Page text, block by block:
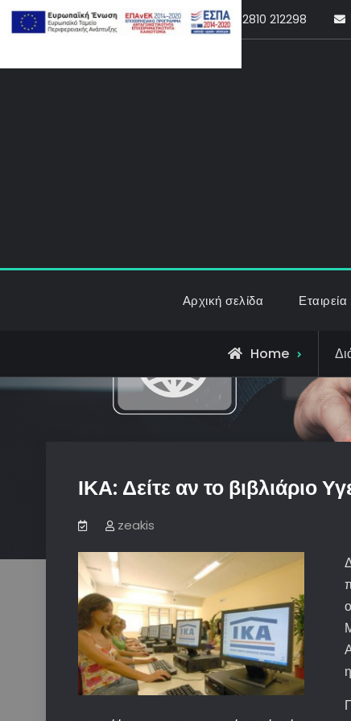
Skip
to
2810 212298
Αρχική σελίδα Εταιρεία
Home
ΙΚΑ: Δείτε αν το βιβλιάριο
zeakis